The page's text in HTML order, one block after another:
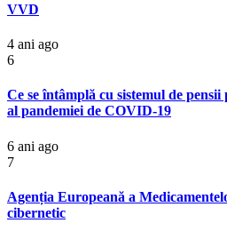
VVD
4 ani ago
6
Ce se întâmplă cu sistemul de
al pandemiei de COVID-19
6 ani ago
7
Agenția Europeană a
cibernetic